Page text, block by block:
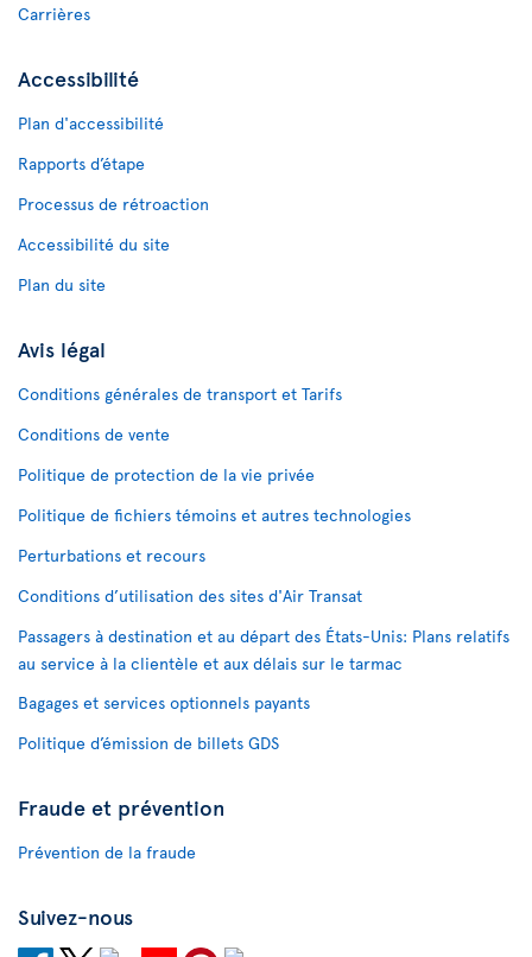
Carrières
Accessibilité
Plan d'accessibilité
Rapports d’étape
Processus de rétroaction
Accessibilité du site
Plan du site
Avis légal
Conditions générales de transport et Tarifs
Conditions de vente
Politique de protection de la vie privée
Politique de fichiers témoins et autres technologies
Perturbations et recours
Conditions d’utilisation des sites d'Air Transat
Passagers à destination et au départ des États-Unis: Plans relatifs
au service à la clientèle et aux délais sur le tarmac
Bagages et services optionnels payants
Politique d’émission de billets GDS
Fraude et prévention
Prévention de la fraude
Suivez-nous